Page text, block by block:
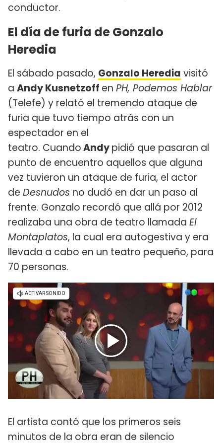
conductor.
El día de furia de Gonzalo
Heredia
El sábado pasado, Gonzalo Heredia visitó
a Andy Kusnetzoff en PH, Podemos Hablar
(Telefe) y relató el tremendo ataque de
furia que tuvo tiempo atrás con un
espectador en el
teatro. CuandoAndypidió que pasaran al
punto de encuentro aquellos que alguna
vez tuvieron un ataque de furia, el actor
de Desnudos no dudó en dar un paso al
frente. Gonzalo recordó que allá por 2012
realizaba una obra de teatro llamada El
Montaplatos, la cual era autogestiva y era
llevada a cabo en un teatro pequeño, para
70 personas.
El artista contó que los primeros seis
minutos de la obra eran de silencio